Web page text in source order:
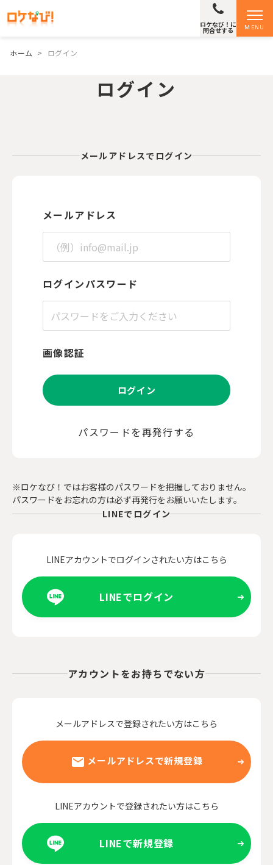
MENU
ロケなび！に
問合せする
ホーム > ログイン
ログイン
メールアドレスでログイン
メールアドレス
ログインパスワード
画像認証
ログイン
パスワードを再発行する
※ロケなび！ではお客様のパスワードを把握しておりません。
パスワードをお忘れの方は必ず再発行をお願いいたします。
LINEでログイン
LINEアカウントでログインされたい方はこちら
LINEでログイン
アカウントをお持ちでない方
メールアドレスで登録されたい方はこちら
メールアドレスで新規登録
LINEアカウントで登録されたい方はこちら
LINEで新規登録